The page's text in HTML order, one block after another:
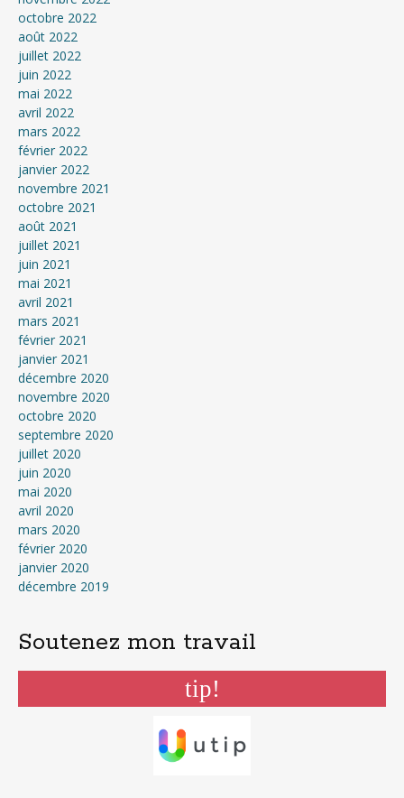
octobre 2022
août 2022
juillet 2022
juin 2022
mai 2022
avril 2022
mars 2022
février 2022
janvier 2022
novembre 2021
octobre 2021
août 2021
juillet 2021
juin 2021
mai 2021
avril 2021
mars 2021
février 2021
janvier 2021
décembre 2020
novembre 2020
octobre 2020
septembre 2020
juillet 2020
juin 2020
mai 2020
avril 2020
mars 2020
février 2020
janvier 2020
décembre 2019
Soutenez mon travail
tip!